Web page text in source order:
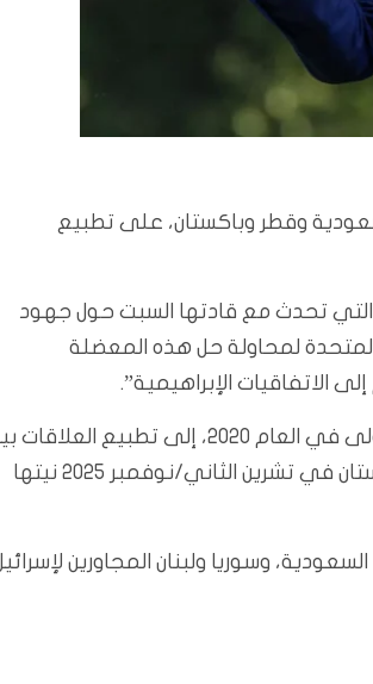
وقطر وباكستان، على تطبيع
تحدث مع قادتها السبت حول جهود
المتحدة لمحاولة حل هذه المعضلة
الاتفاقيات الإبراهيمية”.
وأدت الاتفاقيات الإبراهيمية التي تمّ توقيعها برعاية ترامب خلال ولايته الأولى في العام 2020، إلى تطبيع
إسرائيل ودول عربية هي الإمارات والبحرين والمغرب والسودان. وأعلنت كازاخستان في تشرين الثاني/نوفمبر 2025 نيتها
وسوريا ولبنان المجاورين